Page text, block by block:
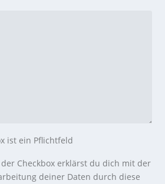
ist ein Pflichtfeld
Checkbox erklärst du dich mit der
deiner Daten durch diese